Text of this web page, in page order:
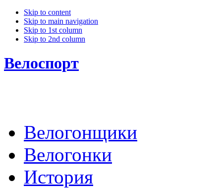
Skip to content
Skip to main navigation
Skip to 1st column
Skip to 2nd column
Велоспорт
Велогонщики
Велогонки
История